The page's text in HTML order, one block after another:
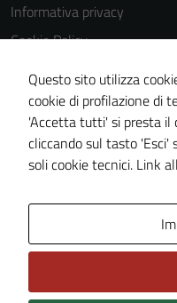
Informativa privacy
Cookie Policy
Note legali
Dichiarazione di accessibilità
Piano di miglioramento del
Statistiche sito web
Questo sito utilizza
cookie di profilazione di
'Accetta tutti' si presta il
cliccando sul tasto 'Esci'
soli cookie tecnici. Link